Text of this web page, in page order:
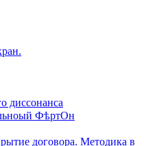
диссонанса
ФѣртОн
договора. Методика в